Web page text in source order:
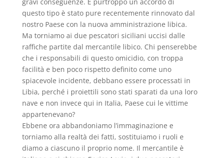
questo tipo è stato pure recentemente rinnovato dal
nostro Paese con la nuova amministrazione libica.
Ma torniamo ai due pescatori siciliani uccisi dalle
raffiche partite dal mercantile libico. Chi penserebbe
che i responsabili di questo omicidio, con troppa
facilità e ben poco rispetto definito come uno
spiacevole incidente, debbano essere processati in
Libia, perché i proiettili sono stati sparati da una loro
nave e non invece qui in Italia, Paese cui le vittime
appartenevano?
Ebbene ora abbandoniamo l’immaginazione e
torniamo alla realtà dei fatti, sostituiamo i ruoli e
diamo a ciascuno il proprio nome. Il mercantile è